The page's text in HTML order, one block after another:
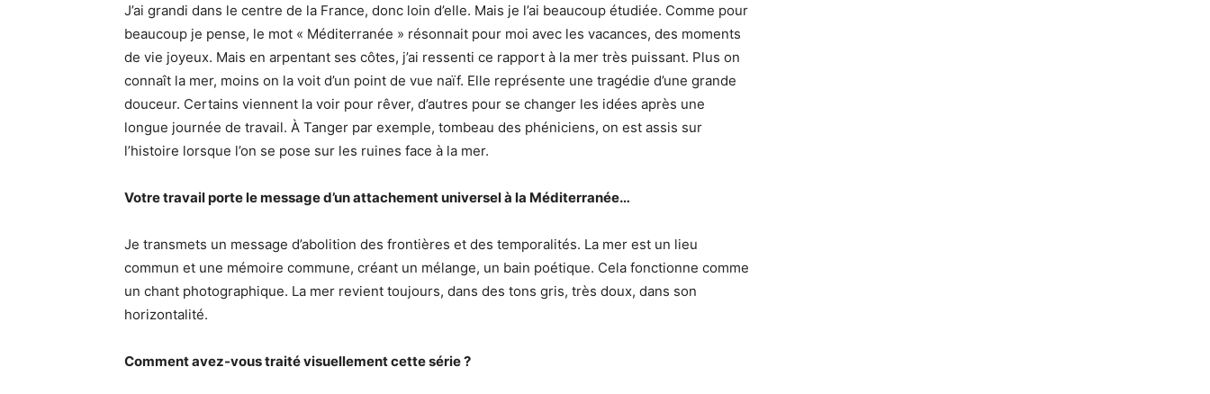
J’ai grandi dans le centre de la France, donc loin d’elle. Mais je l’ai beaucoup étudiée. Comme pour
beaucoup je pense, le mot « Méditerranée » résonnait pour moi avec les vacances, des moments
de vie joyeux. Mais en arpentant ses côtes, j’ai ressenti ce rapport à la mer très puissant. Plus on
connaît la mer, moins on la voit d’un point de vue naïf. Elle représente une tragédie d’une grande
douceur. Certains viennent la voir pour rêver, d’autres pour se changer les idées après une
longue journée de travail. À Tanger par exemple, tombeau des phéniciens, on est assis sur
l’histoire lorsque l’on se pose sur les ruines face à la mer.
Votre travail porte le message d’un attachement universel à la Méditerranée…
Je transmets un message d’abolition des frontières et des temporalités. La mer est un lieu
commun et une mémoire commune, créant un mélange, un bain poétique. Cela fonctionne comme
un chant photographique. La mer revient toujours, dans des tons gris, très doux, dans son
horizontalité.
Comment avez-vous traité visuellement cette série ?